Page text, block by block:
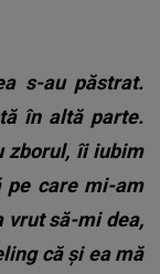
s-au păstrat.
în altă parte.
zborul, îi iubim
care mi-am
vrut să-mi dea,
că și ea mă